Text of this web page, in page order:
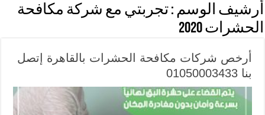
أرشيف الوسم :تجربتي مع شركة مكافحة
الحشرات 2020
أرخص شركات مكافحة الحشرات بالقاهرة إتصل
بنا 01050003433